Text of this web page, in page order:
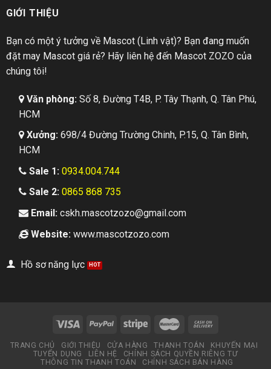
GIỚI THIỆU
Bạn có một ý tưởng về Mascot (Linh vật)? Bạn đang muốn
đặt may Mascot giá rẻ? Hãy liên hệ đến Mascot ZOZO của
chúng tôi!
Văn phòng: Số 8, Đường T4B, P. Tây Thạnh, Q. Tân Phú,
HCM
Xưởng:698/4 Đường Trường Chinh, P.15, Q. Tân Bình,
HCM
Sale 1: 0934.004.744
Sale 2: 0865 868 735
Email:cskh.mascotzozo@gmail.com
Website: www.mascotzozo.com
Hồ sơ năng lực
TRANG CHỦ GIỚI THIỆU CỬA HÀNG THANH TOÁN
KHUYẾN MẠI
TUYỂN DỤNG
LIÊN HỆ
CHÍNH SÁCH QUYỀN RIÊNG TƯ
THÔNG TIN THANH TOÁN
CHÍNH SÁCH BÁN HÀNG